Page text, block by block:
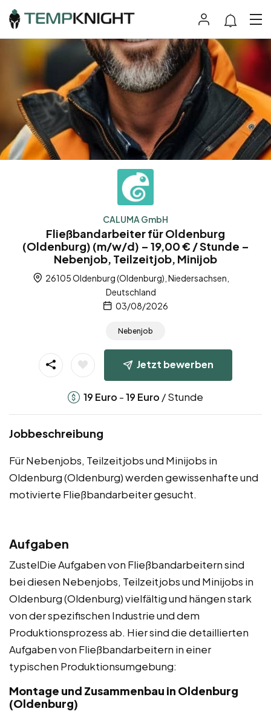
CALUMA GmbH
Fließbandarbeiter für Oldenburg
(Oldenburg) (m/w/d) – 19,00 € / Stunde –
Nebenjob, Teilzeitjob, Minijob
26105 Oldenburg (Oldenburg), Niedersachsen,
Deutschland
03/08/2026
Nebenjob
Jetzt bewerben
19 Euro -19 Euro / Stunde
Jobbeschreibung
Für Nebenjobs, Teilzeitjobs und Minijobs in
Oldenburg (Oldenburg) werden gewissenhafte und
motivierte Fließbandarbeiter gesucht.
Aufgaben
ZustelDie Aufgaben von Fließbandarbeitern sind
bei diesen Nebenjobs, Teilzeitjobs und Minijobs in
Oldenburg (Oldenburg) vielfältig und hängen stark
von der spezifischen Industrie und dem
Produktionsprozess ab. Hier sind die detaillierten
Aufgaben von Fließbandarbeitern in einer
typischen Produktionsumgebung:
Montage und Zusammenbau in Oldenburg
(Oldenburg)